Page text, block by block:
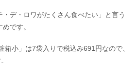
・デ・ロワがたくさん食べたい」と言う
です。
箱小」は7袋入りで税込み691円なので、